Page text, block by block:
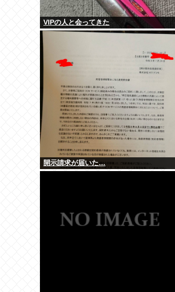
VIPの人と会ってきた
開示請求が届いた…